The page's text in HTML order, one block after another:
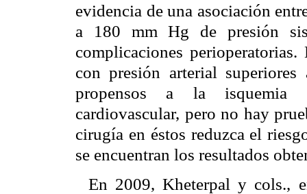
evidencia de una asociación
a 180 mm Hg de presión
complicaciones
con presión arterial
propensos a la isquemia
cardiovascular, pero no hay
cirugía en éstos reduzca el
se encuentran los resultados
En 2009, Kheterpal y cols.,